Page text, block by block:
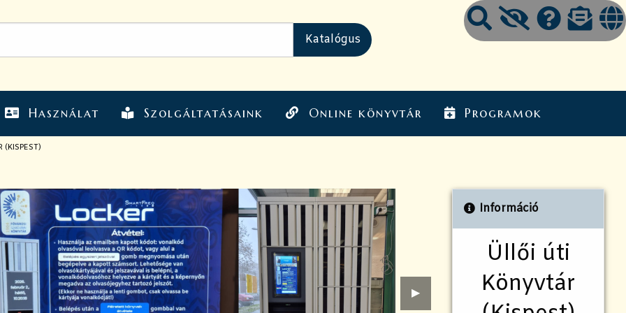
Használat Szolgáltatásaink Online könyvtár Programok
(KISPEST)
Következő
▶︎
Információ
Üllői úti
Könyvtár